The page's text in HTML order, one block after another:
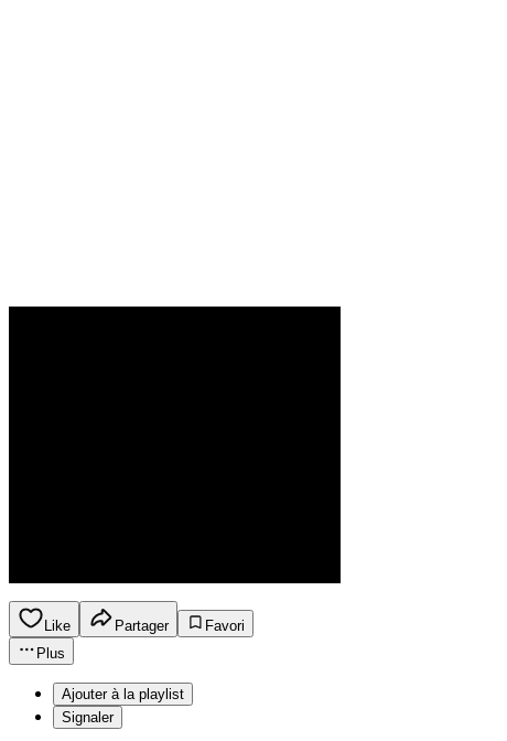
Like Partager
Favori
Plus
Ajouter à la playlist
Signaler